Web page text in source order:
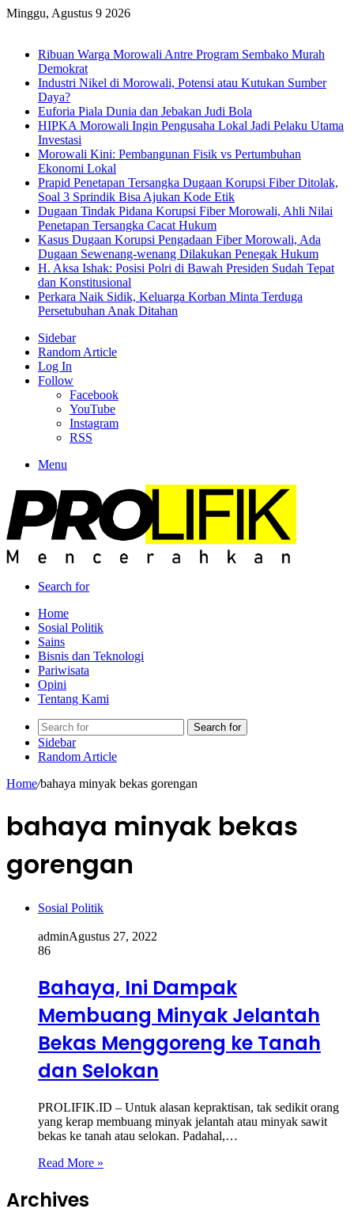
Minggu, Agustus 9 2026
Ribuan Warga Morowali Antre Program Sembako Murah
Demokrat
Industri Nikel di Morowali, Potensi atau Kutukan Sumber
Daya?
Euforia Piala Dunia dan Jebakan Judi Bola
HIPKA Morowali Ingin Pengusaha Lokal Jadi Pelaku Utama
Investasi
Morowali Kini: Pembangunan Fisik vs Pertumbuhan
Ekonomi Lokal
Prapid Penetapan Tersangka Dugaan Korupsi Fiber Ditolak,
Soal 3 Sprindik Bisa Ajukan Kode Etik
Dugaan Tindak Pidana Korupsi Fiber Morowali, Ahli Nilai
Penetapan Tersangka Cacat Hukum
Kasus Dugaan Korupsi Pengadaan Fiber Morowali, Ada
Dugaan Sewenang-wenang Dilakukan Penegak Hukum
H. Aksa Ishak: Posisi Polri di Bawah Presiden Sudah Tepat
dan Konstitusional
Perkara Naik Sidik, Keluarga Korban Minta Terduga
Persetubuhan Anak Ditahan
Sidebar
Random Article
Log In
Follow
Facebook
YouTube
Instagram
RSS
Menu
Search for
Home
Sosial Politik
Sains
Bisnis dan Teknologi
Pariwisata
Opini
Tentang Kami
Search for
Sidebar
Random Article
Home/bahaya minyak bekas gorengan
bahaya minyak bekas
gorengan
Sosial Politik
adminAgustus 27, 2022
86
Bahaya, Ini Dampak
Membuang Minyak Jelantah
Bekas Menggoreng ke Tanah
dan Selokan
PROLIFIK.ID – Untuk alasan kepraktisan, tak sedikit orang
yang kerap membuang minyak jelantah atau minyak sawit
bekas ke tanah atau selokan. Padahal,…
Read More »
Archives